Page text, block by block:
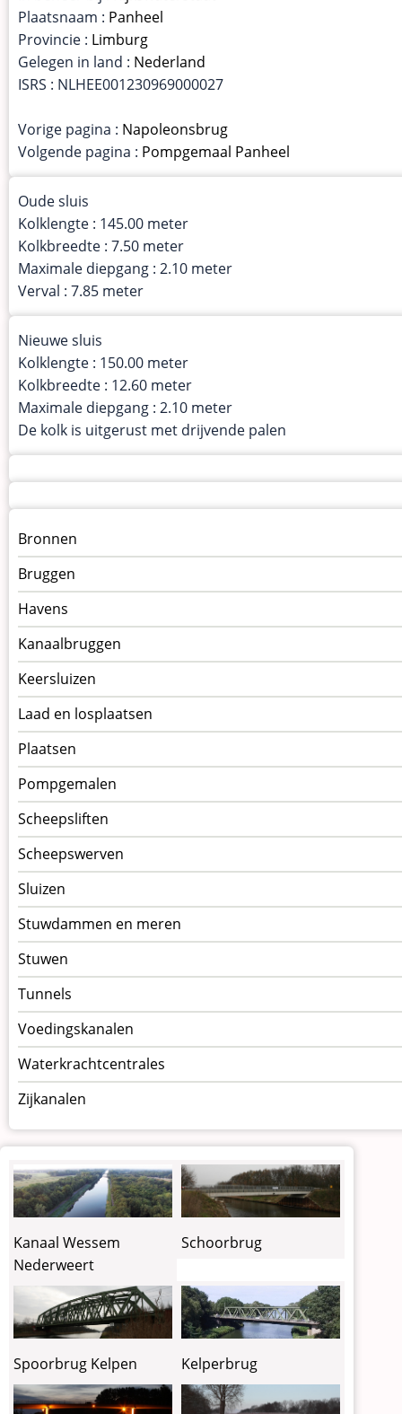
Plaatsnaam : Panheel
Provincie : Limburg
Gelegen in land : Nederland
ISRS : NLHEE001230969000027
Vorige pagina : Napoleonsbrug
Volgende pagina : Pompgemaal Panheel
Oude sluis
Kolklengte : 145.00 meter
Kolkbreedte : 7.50 meter
Maximale diepgang : 2.10 meter
Verval : 7.85 meter
Nieuwe sluis
Kolklengte : 150.00 meter
Kolkbreedte : 12.60 meter
Maximale diepgang : 2.10 meter
De kolk is uitgerust met drijvende palen
Menu
kunstwerken
op
kunstwerkpagina
Bronnen
Bruggen
Havens
Kanaalbruggen
Keersluizen
Laad en losplaatsen
Plaatsen
Pompgemalen
Scheepsliften
Scheepswerven
Sluizen
Stuwdammen en meren
Stuwen
Tunnels
Voedingskanalen
Waterkrachtcentrales
Zijkanalen
Kanaal Wessem
Nederweert
Schoorbrug
Spoorbrug Kelpen Kelperbrug